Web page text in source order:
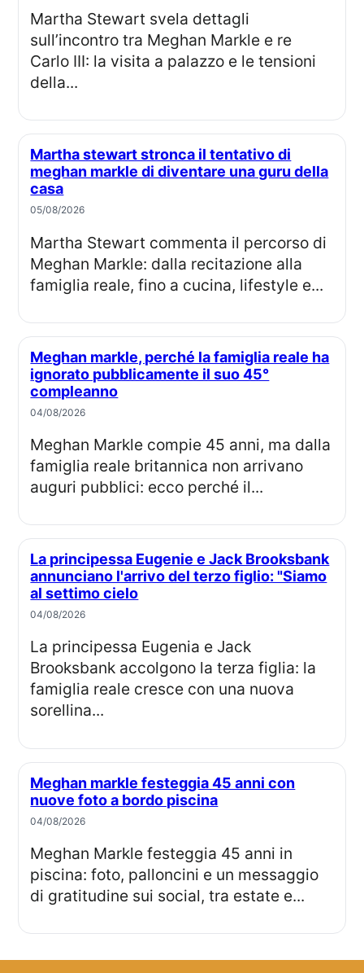
Martha Stewart svela dettagli
sull’incontro tra Meghan Markle e re
Carlo III: la visita a palazzo e le tensioni
della...
Martha stewart stronca il tentativo di
meghan markle di diventare una guru della
casa
05/08/2026
Martha Stewart commenta il percorso di
Meghan Markle: dalla recitazione alla
famiglia reale, fino a cucina, lifestyle e...
Meghan markle, perché la famiglia reale ha
ignorato pubblicamente il suo 45°
compleanno
04/08/2026
Meghan Markle compie 45 anni, ma dalla
famiglia reale britannica non arrivano
auguri pubblici: ecco perché il...
La principessa Eugenie e Jack Brooksbank
annunciano l'arrivo del terzo figlio: "Siamo
al settimo cielo
04/08/2026
La principessa Eugenia e Jack
Brooksbank accolgono la terza figlia: la
famiglia reale cresce con una nuova
sorellina...
Meghan markle festeggia 45 anni con
nuove foto a bordo piscina
04/08/2026
Meghan Markle festeggia 45 anni in
piscina: foto, palloncini e un messaggio
di gratitudine sui social, tra estate e...